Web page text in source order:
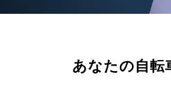
あなたの自転